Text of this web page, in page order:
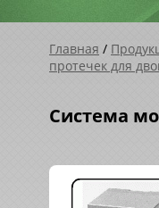
Главная /
протечек для
Система